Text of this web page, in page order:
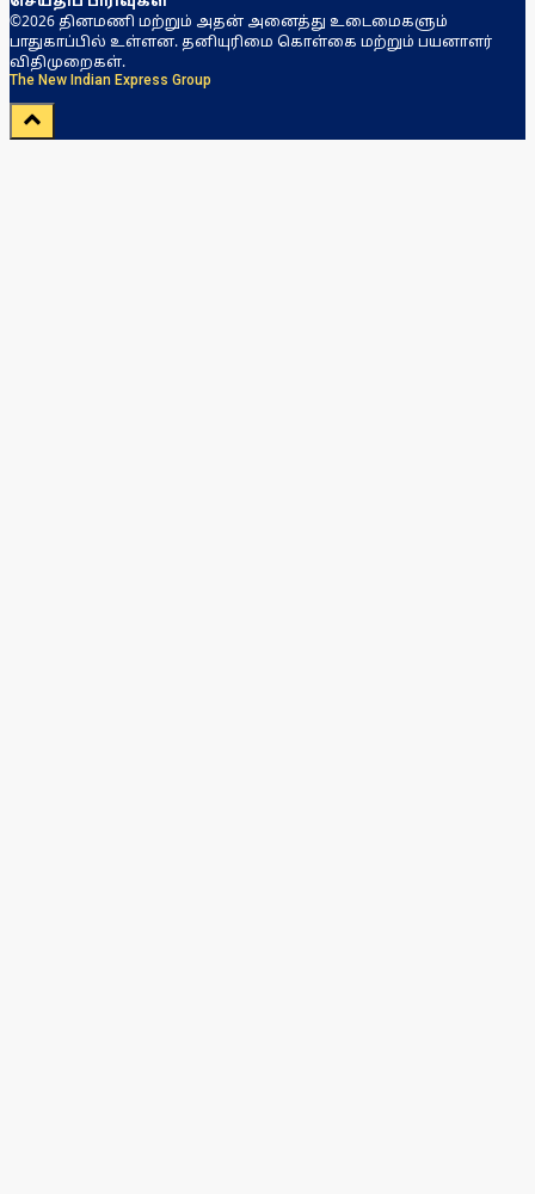
©2026 தினமணி மற்றும் அதன் அனைத்து உடைமைகளும்
பாதுகாப்பில் உள்ளன. தனியுரிமை கொள்கை மற்றும் பயனாளர்
விதிமுறைகள்.
The New Indian Express Group